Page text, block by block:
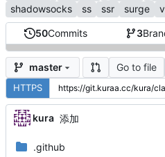
shadowsocks
ss ssr surge
50Commits 3
master Go to file
HTTPS
kura 添加
.github